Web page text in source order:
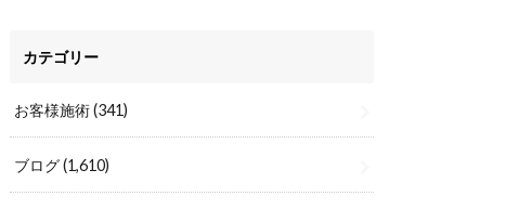
カテゴリー
お客様施術(341)
ブログ(1,610)